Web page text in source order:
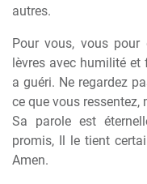
autres.
Pour vous, vous
lèvres avec humilité et
a guéri. Ne regardez
ce que vous
Sa parole est
promis, Il le tient
Amen.